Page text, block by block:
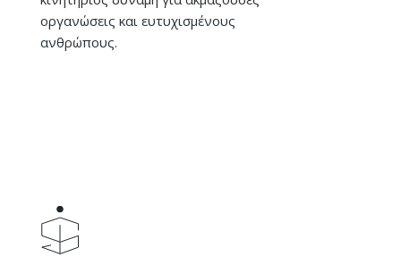
οργανώσεις και ευτυχισμένους
ανθρώπους.